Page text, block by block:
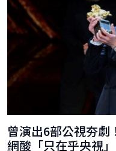
曾演出6部公視夯
網酸「只在乎央視」